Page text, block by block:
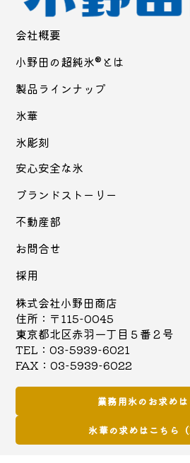
会社概要
小野田の超純氷®とは
製品ラインナップ
氷華
氷彫刻
安心安全な氷
ブランドストーリー
不動産部
お問合せ
採用
株式会社小野田商店
住所：〒115-0045
東京都北区赤羽一丁目５番２号
TEL：03-5939-6021
FAX：03-5939-6022
業務用氷のお求めは
氷華の求めはこちら（